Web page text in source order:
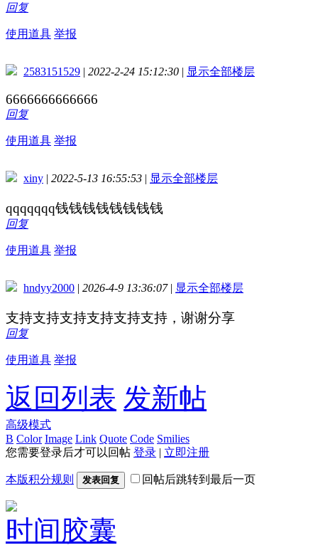
回复
使用道具 举报
2583151529 | 2022-2-24 15:12:30 | 显示全部楼层
6666666666666
回复
使用道具 举报
xiny | 2022-5-13 16:55:53 | 显示全部楼层
qqqqqqq钱钱钱钱钱钱钱钱
回复
使用道具 举报
hndyy2000 | 2026-4-9 13:36:07 | 显示全部楼层
支持支持支持支持支持支持，谢谢分享
回复
使用道具 举报
返回列表 发新帖
高级模式
B Color Image Link Quote Code Smilies
您需要登录后才可以回帖 登录 | 立即注册
本版积分规则 发表回复 回帖后跳转到最后一页
时间胶囊